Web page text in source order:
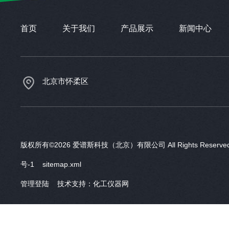
首页 关于我们 产品展示 新闻中心
北京市怀柔区
版权所有©2026 爱谱斯科技（北京）有限公司 All Rights
号-1 sitemap.xml
管理登陆 技术支持： 化工仪器网